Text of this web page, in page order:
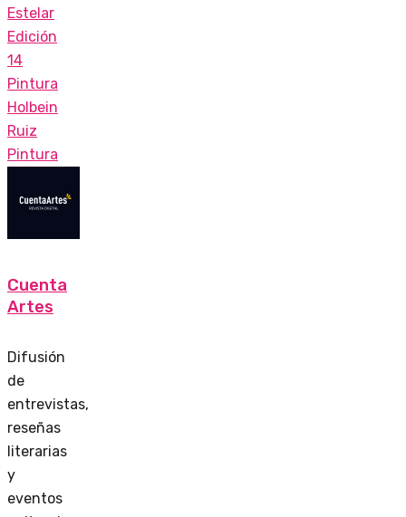
Estelar
Edición
14
Pintura
Holbein
Ruiz
Pintura
Cuenta
Artes
Difusión
de
entrevistas,
reseñas
literarias
y
eventos